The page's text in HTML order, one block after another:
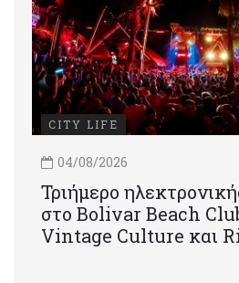
CITY LIFE
04/08/2026
Τριήμερο
στο Bolivar Beach
Vintage Culture και